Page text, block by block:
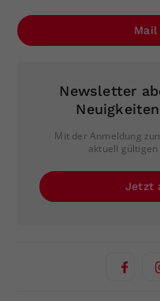
Mail
Newsletter
Mit der Anmeldung
aktuell gültigen
Jetzt